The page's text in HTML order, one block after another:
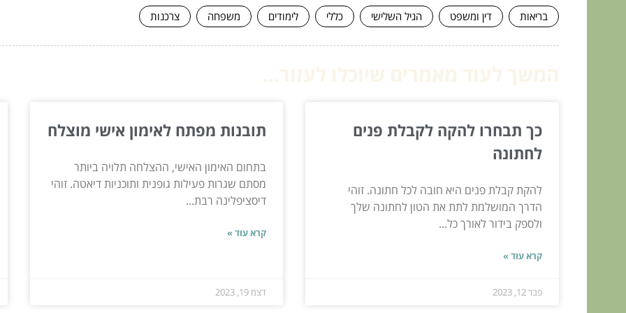
בריאות דין ומשפט הגיל השלישי כללי לימודים משפחה צרכנות
כך תבחרו להקה לקבלת פנים
לחתונה
להקת קבלת פנים היא חובה לכל חתונה. זוהי
הדרך המושלמת לתת את הטון לחתונה שלך
ולספק בידור לאורך כל...
קרא עוד »
פבר 12, 2023
תובנות מפתח לאימון אישי מוצלח
בתחום האימון האישי, ההצלחה תלויה ביותר
מסתם שגרות פעילות גופנית ותוכניות דיאטה. זוהי
דיסציפלינה רבת...
קרא עוד »
דצמ 19, 2023